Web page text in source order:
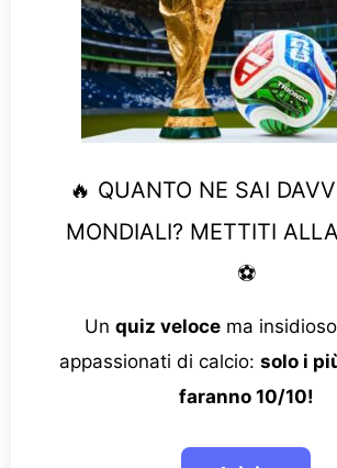
🔥 QUANTO NE SAI
MONDIALI? METTITI
⚽
Un quiz velocema
appassionati di calcio: solo i
faranno 10/10!